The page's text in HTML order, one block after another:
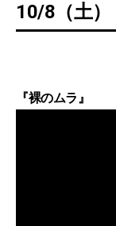
10/8（土
『裸のムラ』